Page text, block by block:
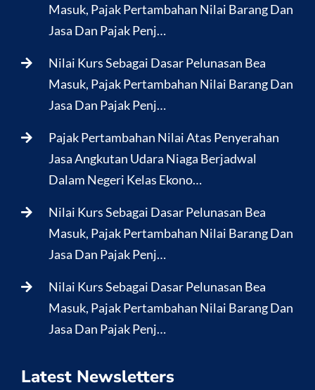
Masuk, Pajak Pertambahan Nilai Barang Dan
Jasa Dan Pajak Penj…
Nilai Kurs Sebagai Dasar Pelunasan Bea
Masuk, Pajak Pertambahan Nilai Barang Dan
Jasa Dan Pajak Penj…
Pajak Pertambahan Nilai Atas Penyerahan
Jasa Angkutan Udara Niaga Berjadwal
Dalam Negeri Kelas Ekono…
Nilai Kurs Sebagai Dasar Pelunasan Bea
Masuk, Pajak Pertambahan Nilai Barang Dan
Jasa Dan Pajak Penj…
Nilai Kurs Sebagai Dasar Pelunasan Bea
Masuk, Pajak Pertambahan Nilai Barang Dan
Jasa Dan Pajak Penj…
Latest Newsletters